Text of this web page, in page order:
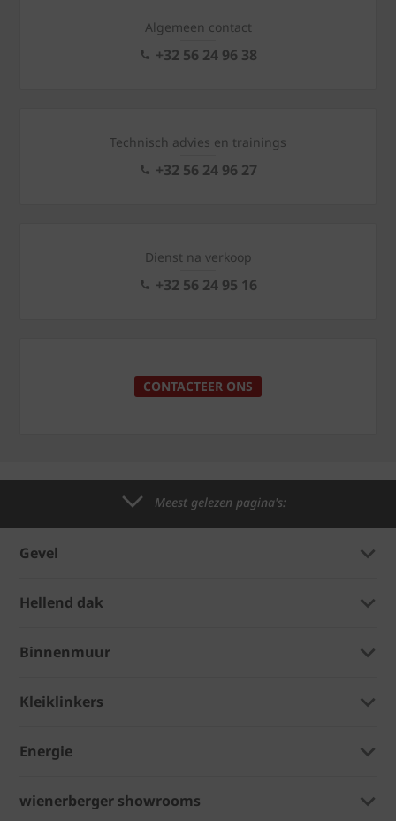
Algemeen contact
+32 56 24 96 38
Technisch advies en trainings
+32 56 24 96 27
Dienst na verkoop
+32 56 24 95 16
CONTACTEER ONS
Meest gelezen pagina's:
Gevel
Hellend dak
Binnenmuur
Kleiklinkers
Energie
wienerberger showrooms